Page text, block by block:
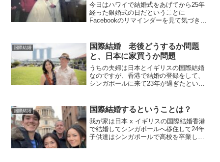
今日はハワイで結婚式をあげてから25年
経った銀婚式の日だということに
Facebookのリマインダーを見て気づきま
ち。おそらく、うちのイギリス人旦那は
テレコンに気を取られて...
国際結婚
国際結婚 老後どうするか問題
と、日本に家買うか問題
うちの夫婦は日本とイギリスの国際結婚
なのですが、香港で結婚の登録をして、
シンガポールに来て23年が過ぎたという
は帰ってこないでしょう。ロンドンのマ
ンションを買うつもりで...
国際結婚 国際結婚するということは？
我が家は日本 x イギリスの国際結婚香港
で結婚してシンガポールへ移住して24年
子供達はシンガポールで高校を卒業して